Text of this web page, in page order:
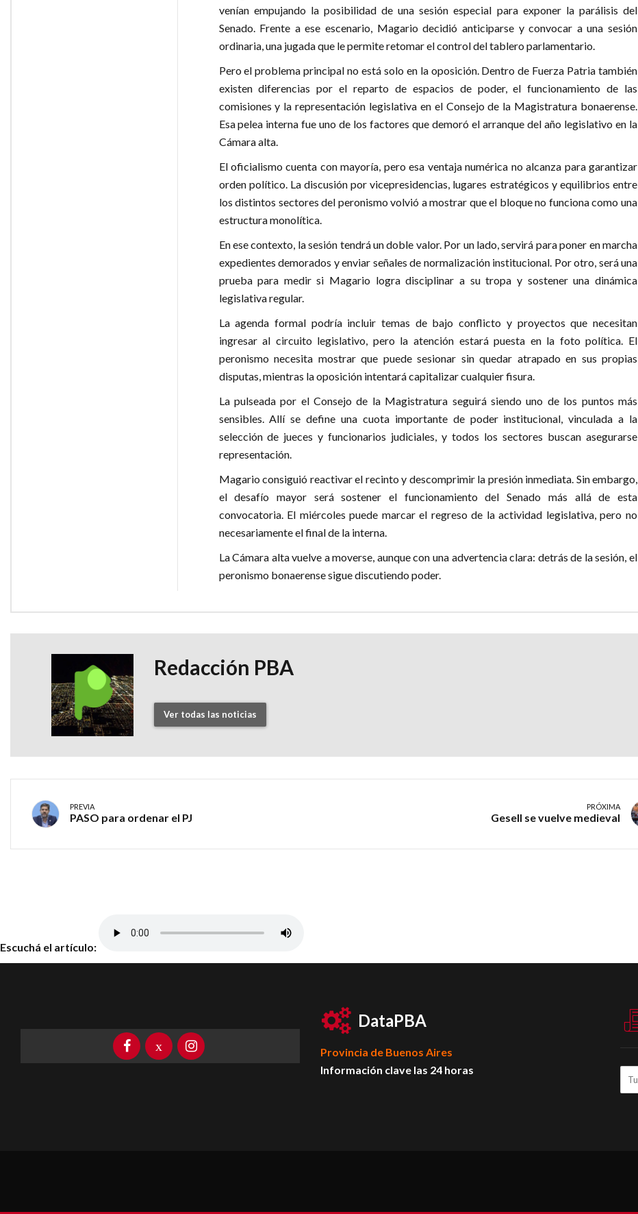
venían empujando la posibilidad de una sesión especial para exponer la parálisis del
Senado. Frente a ese escenario, Magario decidió anticiparse y convocar a una sesión
ordinaria, una jugada que le permite retomar el control del tablero parlamentario.
Pero el problema principal no está solo en la oposición. Dentro de Fuerza Patria también
existen diferencias por el reparto de espacios de poder, el funcionamiento de las
comisiones y la representación legislativa en el Consejo de la Magistratura bonaerense.
Esa pelea interna fue uno de los factores que demoró el arranque del año legislativo en la
Cámara alta.
El oficialismo cuenta con mayoría, pero esa ventaja numérica no alcanza para garantizar
orden político. La discusión por vicepresidencias, lugares estratégicos y equilibrios entre
los distintos sectores del peronismo volvió a mostrar que el bloque no funciona como una
estructura monolítica.
En ese contexto, la sesión tendrá un doble valor. Por un lado, servirá para poner en marcha
expedientes demorados y enviar señales de normalización institucional. Por otro, será una
prueba para medir si Magario logra disciplinar a su tropa y sostener una dinámica
legislativa regular.
La agenda formal podría incluir temas de bajo conflicto y proyectos que necesitan
ingresar al circuito legislativo, pero la atención estará puesta en la foto política. El
peronismo necesita mostrar que puede sesionar sin quedar atrapado en sus propias
disputas, mientras la oposición intentará capitalizar cualquier fisura.
La pulseada por el Consejo de la Magistratura seguirá siendo uno de los puntos más
sensibles. Allí se define una cuota importante de poder institucional, vinculada a la
selección de jueces y funcionarios judiciales, y todos los sectores buscan asegurarse
representación.
Magario consiguió reactivar el recinto y descomprimir la presión inmediata. Sin embargo,
el desafío mayor será sostener el funcionamiento del Senado más allá de esta
convocatoria. El miércoles puede marcar el regreso de la actividad legislativa, pero no
necesariamente el final de la interna.
La Cámara alta vuelve a moverse, aunque con una advertencia clara: detrás de la sesión, el
peronismo bonaerense sigue discutiendo poder.
Redacción PBA
Ver todas las noticias
PREVIA
PASO para ordenar el PJ
PRÓXIMA
Gesell se vuelve medieval
Escuchá el artículo:
DataPBA
Provincia de Buenos Aires
Información clave las 24 horas